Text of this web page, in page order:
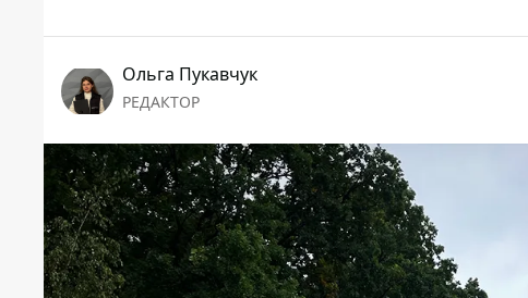
Ольга Пукавчук
РЕДАКТОР